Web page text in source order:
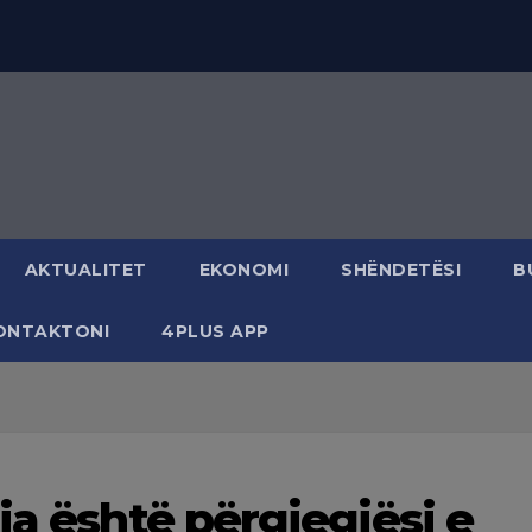
AKTUALITET EKONOMI SHËNDETËSI
4PLUS APP
është përgjegjësi e